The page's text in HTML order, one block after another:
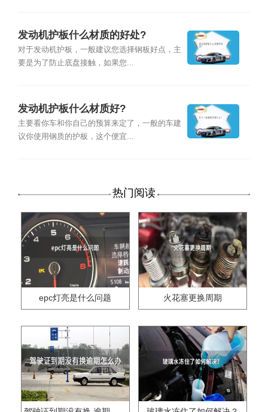
发动机护板什么材质的好处?
对于发动机护板，一般建议您选择钢板好点，主
要是为了防止底盘接触，如果您...
发动机护板什么材质好?
主要看你车和你自己的预算来定了，一般的车建
议你使用钢质的护板，这个便宜...
热门阅读
epc灯亮是什么问题 火花塞更换周期